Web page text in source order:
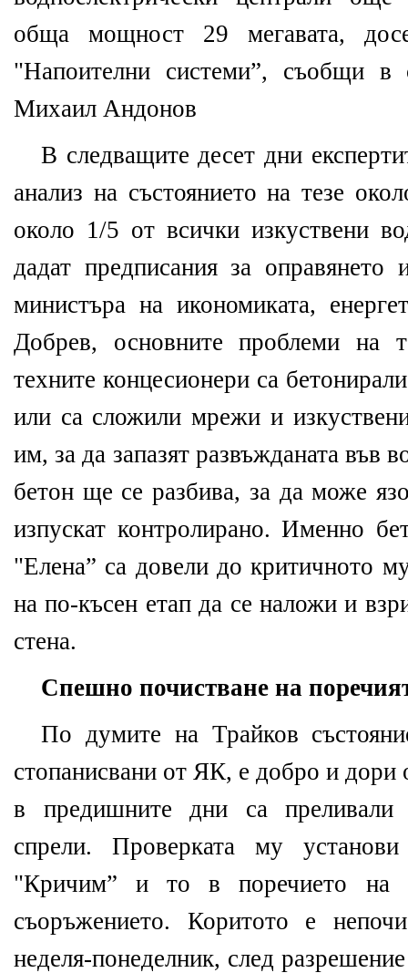
обща мощност 29 мегавата,
"Напоителни системи”, съобщи
Михаил Андонов
В следващите десет дни
анализ на състоянието на тезе
около 1/5 от всички изкуствени
дадат предписания за
министъра на икономиката,
Добрев, основните проблеми на
техните концесионери са
или са сложили мрежи и
им, за да запазят развъжданата във
бетон ще се разбива, за да може
изпускат контролирано. Именно
"Елена” са довели до критичното
на по-късен етап да се наложи и
стена.
Спешно почистване на
По думите на Трайков
стопанисвани от ЯК, е добро и дори
в предишните дни са преливали
спрели. Проверката му
"Кричим” и то в поречието на
съоръжението. Коритото е
неделя-понеделник, след